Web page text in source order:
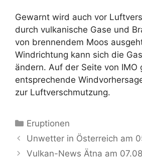
Gewarnt wird auch vor
durch vulkanische Gase und
von brennendem Moos
Windrichtung kann sich die
ändern. Auf der Seite von IMO
entsprechende
zur Luftverschmutzung.
Kategorien
Eruptionen
Unwetter in Österreich am
Vulkan-News Ätna am